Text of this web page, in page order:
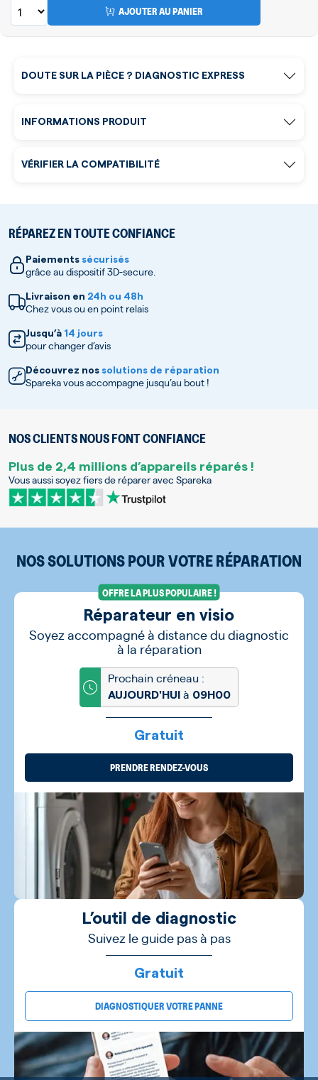
AJOUTER AU PANIER
DOUTE SUR LA PIÈCE ? DIAGNOSTIC EXPRESS
INFORMATIONS PRODUIT
RÉPAREZ EN TOUTE CONFIANCE
Paiements sécurisés
grâce au dispositif 3D-secure.
Livraison en 24h ou 48h
Chez vous ou en point relais
Jusqu’à 14 jours
pour changer d’avis
Découvrez nos solutions de réparation
Spareka vous accompagne jusqu’au bout !
NOS CLIENTS NOUS FONT CONFIANCE
Plus de 2,4 millions d’appareils réparés !
Vous aussi soyez fiers de réparer avec Spareka
VÉRIFIER LA COMPATIBILITÉ
NOS SOLUTIONS POUR VOTRE RÉPARATION
OFFRE LA PLUS POPULAIRE !
Réparateur en visio
Soyez accompagné à distance du diagnostic
à la réparation
Prochain créneau :
AUJOURD'HUI à 09H00
Gratuit
PRENDRE RENDEZ-VOUS
L’outil de diagnostic
Suivez le guide pas à pas
Gratuit
DIAGNOSTIQUER VOTRE PANNE